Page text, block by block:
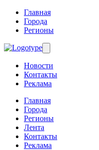
Главная
Города
Регионы
Новости
Контакты
Реклама
Главная
Города
Регионы
Лента
Контакты
Реклама